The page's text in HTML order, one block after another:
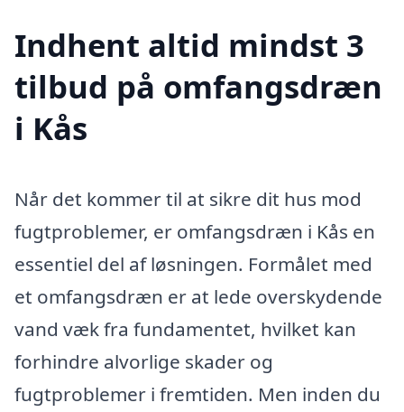
Indhent altid mindst 3
tilbud på omfangsdræn
i Kås
Når det kommer til at sikre dit hus mod
fugtproblemer, er omfangsdræn i Kås en
essentiel del af løsningen. Formålet med
et omfangsdræn er at lede overskydende
vand væk fra fundamentet, hvilket kan
forhindre alvorlige skader og
fugtproblemer i fremtiden. Men inden du